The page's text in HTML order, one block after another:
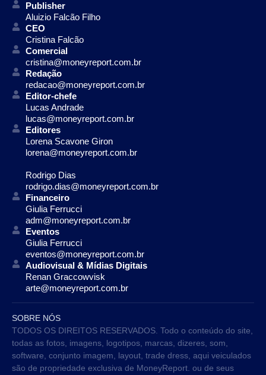
Publisher
Aluizio Falcão Filho
CEO
Cristina Falcão
Comercial
cristina@moneyreport.com.br
Redação
redacao@moneyreport.com.br
Editor-chefe
Lucas Andrade
lucas@moneyreport.com.br
Editores
Lorena Scavone Giron
lorena@moneyreport.com.br
Rodrigo Dias
rodrigo.dias@moneyreport.com.br
Financeiro
Giulia Ferrucci
adm@moneyreport.com.br
Eventos
Giulia Ferrucci
eventos@moneyreport.com.br
Audiovisual & Mídias Digitais
Renan Graccowvisk
arte@moneyreport.com.br
SOBRE NÓS
TODOS OS DIREITOS RESERVADOS. Todo o conteúdo do site,
todas as fotos, imagens, logotipos, marcas, dizeres, som,
software, conjunto imagem, layout, trade dress, aqui veiculados
são de propriedade exclusiva de MoneyReport. ou de seus